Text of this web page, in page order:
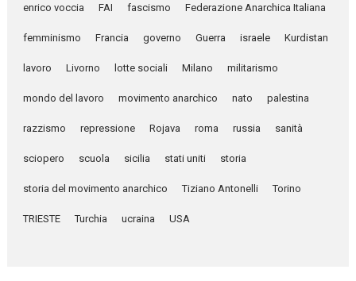
enrico voccia FAI fascismo Federazione Anarchica Italiana
femminismo Francia governo Guerra israele Kurdistan
lavoro Livorno lotte sociali Milano militarismo
mondo del lavoro movimento anarchico nato palestina
razzismo repressione Rojava roma russia sanità
sciopero scuola sicilia stati uniti storia
storia del movimento anarchico Tiziano Antonelli Torino
TRIESTE Turchia ucraina USA